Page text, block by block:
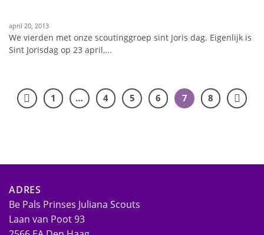
april 20, 2013
We vierden met onze scoutinggroep sint Joris dag. Eigenlijk is
Sint Jorisdag op 23 april,...
1 … 4 5 6 7 8
ADRES
Be Pals Prinses Juliana Scouts
Laan van Poot 93